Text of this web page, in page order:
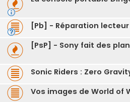
[Pb] - Réparation
[PsP] - Sony fait des
Sonic Riders : Zero
Vos images de World of